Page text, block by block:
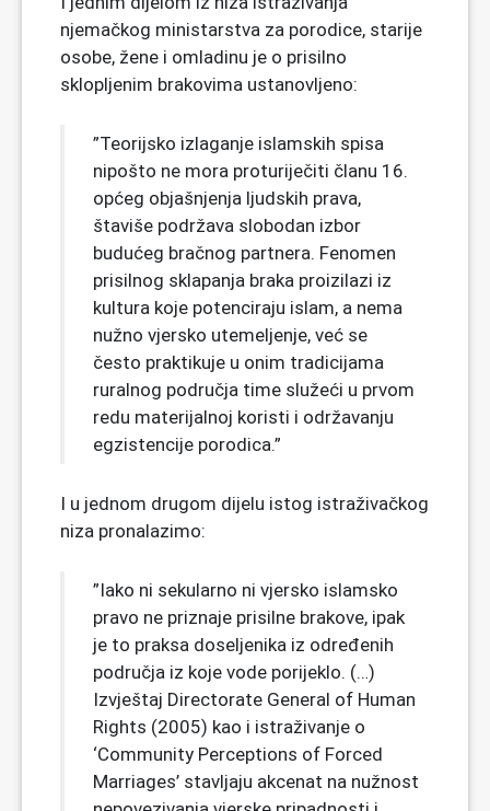
njemačkog ministarstva za porodice, starije
osobe, žene i omladinu je o prisilno
sklopljenim brakovima ustanovljeno:
”Teorijsko izlaganje islamskih spisa
nipošto ne mora proturiječiti članu 16.
općeg objašnjenja ljudskih prava,
štaviše podržava slobodan izbor
budućeg bračnog partnera. Fenomen
prisilnog sklapanja braka proizilazi iz
kultura koje potenciraju islam, a nema
nužno vjersko utemeljenje, već se
često praktikuje u onim tradicijama
ruralnog područja time služeći u prvom
redu materijalnoj koristi i održavanju
egzistencije porodica.”
I u jednom drugom dijelu istog istraživačkog
niza pronalazimo:
”Iako ni sekularno ni vjersko islamsko
pravo ne priznaje prisilne brakove, ipak
je to praksa doseljenika iz određenih
područja iz koje vode porijeklo. (…)
Izvještaj Directorate General of Human
Rights (2005) kao i istraživanje o
‘Community Perceptions of Forced
Marriages’ stavljaju akcenat na nužnost